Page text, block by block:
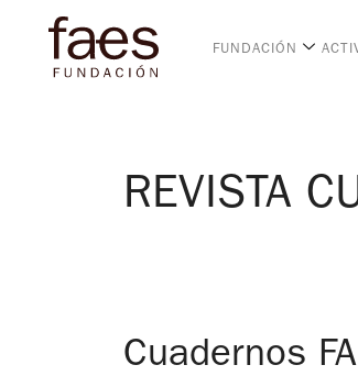
FUNDACIÓN
REVISTA
Cuadernos